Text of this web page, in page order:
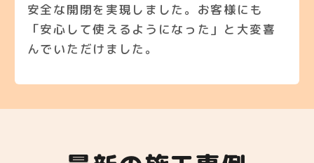
安全な開閉を実現しました。お客様にも
「安心して使えるようになった」と大変喜
んでいただけました。